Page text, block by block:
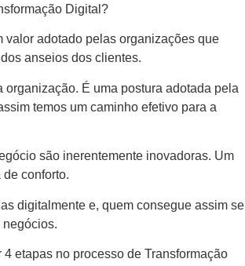
Digital?
valor adotado pelas organizações que
anseios dos clientes.
É uma postura adotada pela
temos um caminho efetivo para a
são inerentemente inovadoras. Um
conforto.
digitalmente e, quem consegue assim se
negócios.
etapas no processo de Transformação